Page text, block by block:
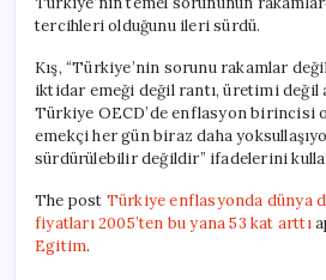
tercihleri olduğunu ileri sürdü.
Kış, “Türkiye’nin sorunu rakamlar
iktidar emeği değil rantı, üretimi değil
Türkiye OECD’de enflasyon birincisi
emekçi her gün biraz daha
sürdürülebilir değildir” ifadelerini
The post Türkiye enflasyonda dünya
fiyatları 2005’ten bu yana 53 kat arttı
Egitim.